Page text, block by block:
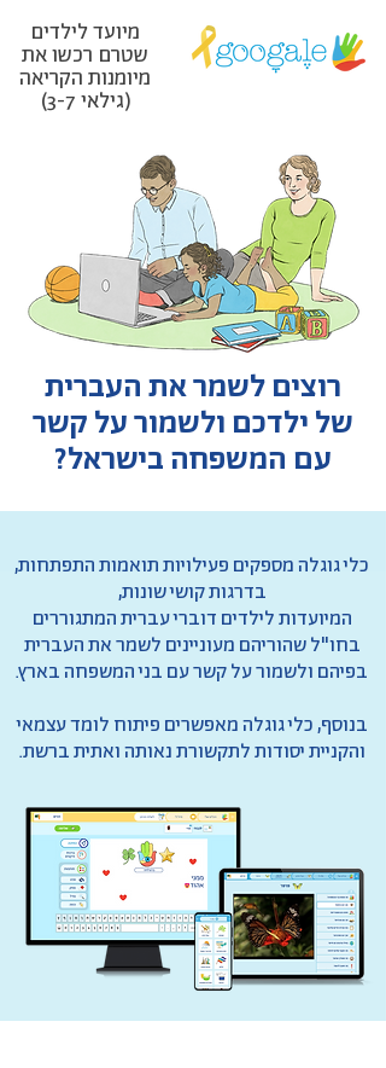
מיועד לילדים
שטרם רכשו את
מיומנות הקריאה
(גילאי 3-7)
רוצים לשמר את העברית
של ילדכם ולשמור על קשר
עם המשפחה בישראל?
כלי גוגלה מספקים פעילויות תואמות התפתחות,
בדרגות קושי שונות,
המיועדות לילדים דוברי עברית המתגוררים
בחו"ל שהוריהם מעוניינים לשמר את העברית
בפיהם ולשמור על קשר עם בני המשפחה בארץ.
בנוסף, כלי גוגלה מאפשרים פיתוח לומד עצמאי
והקניית יסודות לתקשורת נאותה ואתית ברשת.